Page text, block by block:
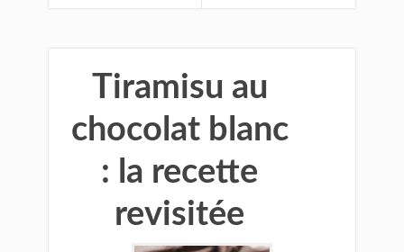
Tiramisu au
chocolat blanc
: la recette
revisitée